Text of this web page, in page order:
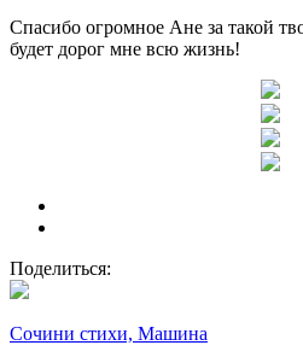
Спасибо огромное Ане за такой
будет дорог мне всю жизнь!
Поделиться:
Сочини стихи, Машина